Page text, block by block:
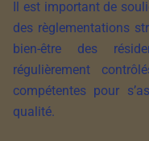
Il est important de
des règlementations
bien-être des
régulièrement
compétentes pour
qualité.